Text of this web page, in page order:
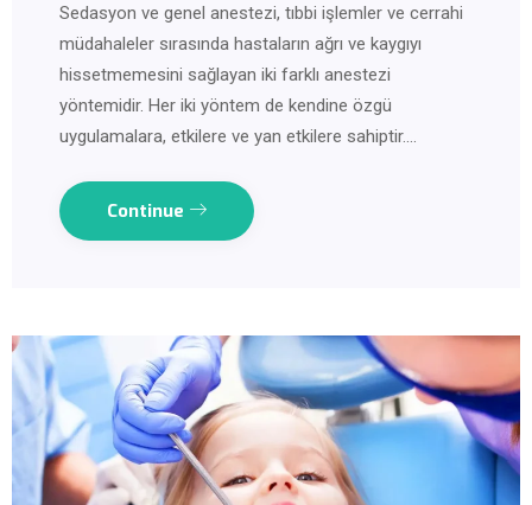
Sedasyon ve genel anestezi, tıbbi işlemler ve cerrahi
müdahaleler sırasında hastaların ağrı ve kaygıyı
hissetmemesini sağlayan iki farklı anestezi
yöntemidir. Her iki yöntem de kendine özgü
uygulamalara, etkilere ve yan etkilere sahiptir.…
Continue